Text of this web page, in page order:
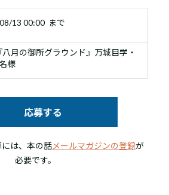
13 00:00 まで
月の御所グラウンド』万城目学・
様
応募する
は、本の話メールマガジンの登録が
必要です。